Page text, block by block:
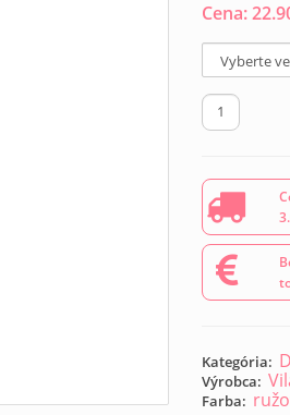
Cena:
Kategória:
Výrobca:
Farba: